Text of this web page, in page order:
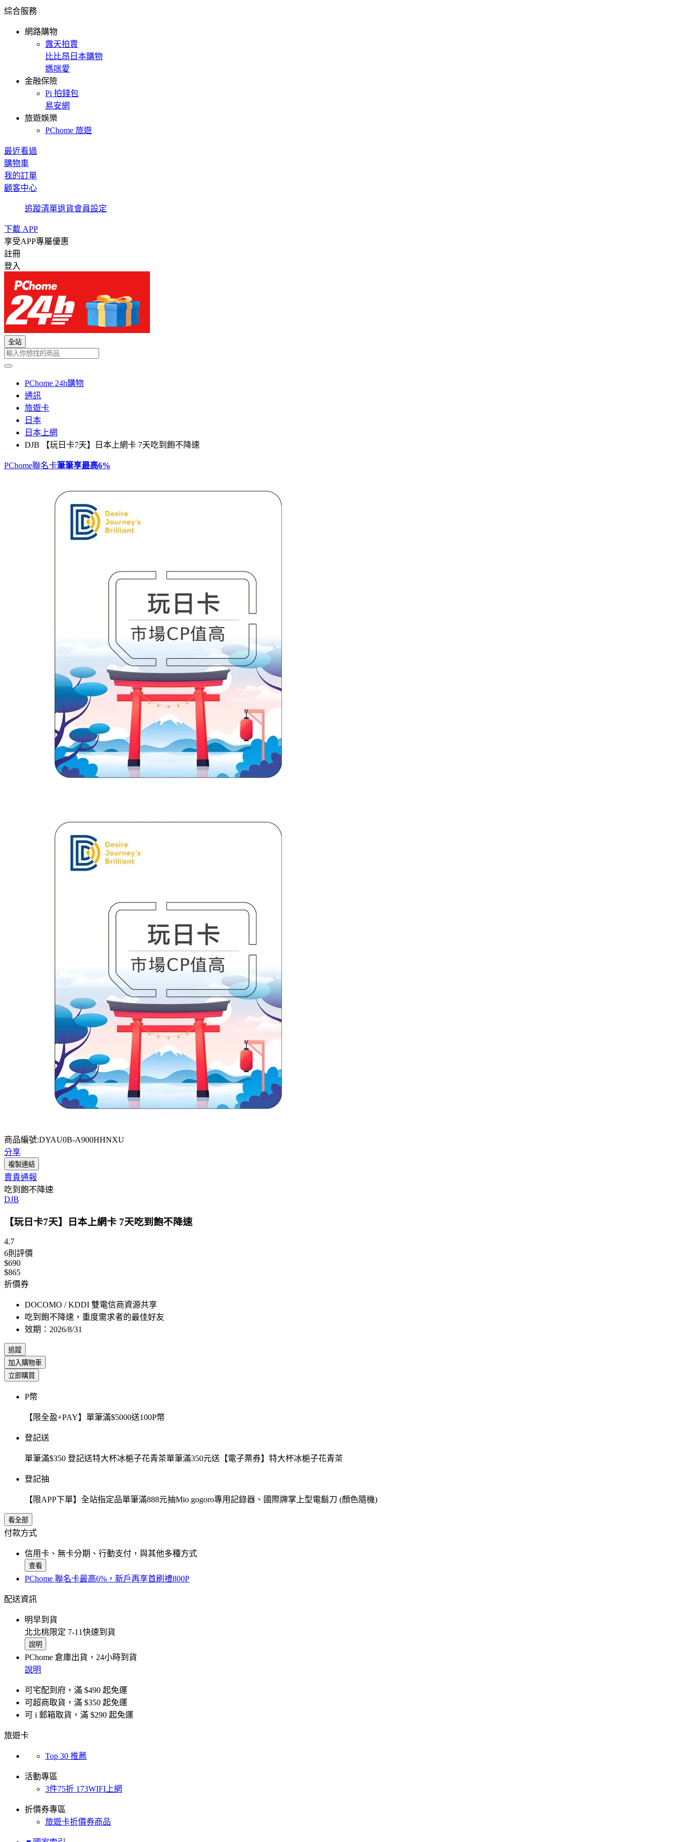
綜合服務
網路購物
露天拍賣
比比昂日本購物
媽咪愛
金融保險
Pi 拍錢包
易安網
旅遊娛樂
PChome 旅遊
最近看過
購物車
我的訂單
顧客中心
追蹤清單退貨會員設定
下載 APP
享受APP專屬優惠
註冊
登入
全站
PChome 24h購物
通訊
旅遊卡
日本
日本上網
DJB 【玩日卡7天】日本上網卡 7天吃到飽不降速
PChome聯名卡筆筆享最高6%
商品編號:DYAU0B-A900HHNXU
分享
複製連結
賣貴通報
吃到飽不降速
DJB
【玩日卡7天】日本上網卡 7天吃到飽不降速
4.7
6則評價
$690
$865
折價券
DOCOMO / KDDI 雙電信商資源共享
吃到飽不降速，重度需求者的最佳好友
效期：2026/8/31
追蹤
加入購物車
立即購買
P幣
【限全盈+PAY】單筆滿$5000送100P幣
登記送
單筆滿$350 登記送特大杯冰梔子花青茶單筆滿350元送【電子票券】特大杯冰梔子花青茶
登記抽
【限APP下單】全站指定品單筆滿888元抽Mio gogoro專用記錄器、國際牌掌上型電鬍刀 (顏色隨機)
看全部
付款方式
信用卡、無卡分期、行動支付，與其他多種方式
查看
PChome 聯名卡最高6%，新戶再享首刷禮800P
配送資訊
明早到貨
北北桃限定 7-11快速到貨
說明
PChome 倉庫出貨，24小時到貨
說明
可宅配到府，滿 $490 起免運
可超商取貨，滿 $350 起免運
可 i 郵箱取貨，滿 $290 起免運
旅遊卡
Top 30 推薦
活動專區
3件75折 173WIFI上網
折價券專區
旅遊卡折價券商品